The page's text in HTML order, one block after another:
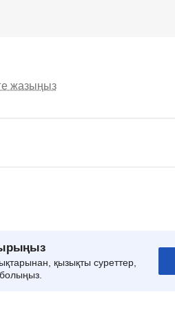
жазыңыз
қызықты суреттер,